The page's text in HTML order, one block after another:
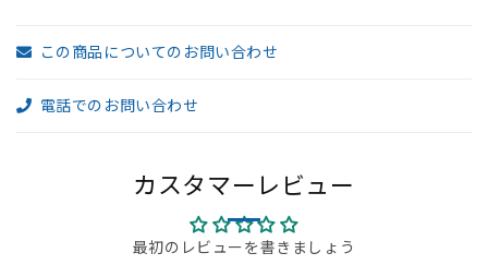
定
ッ
2023101701【中
ッ
レ
ス
2023101701【中
この商品についてのお問い合わせ
電話でのお問い合わせ
カスタマーレビュー
最初のレビューを書きましょう